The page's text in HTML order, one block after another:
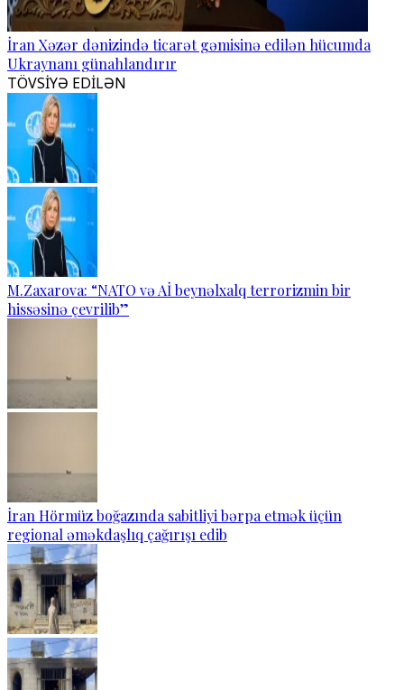
İran Xəzər dənizində ticarət gəmisinə edilən hücumda
Ukraynanı günahlandırır
TÖVSİYƏ EDİLƏN
M.Zaxarova: “NATO və Aİ beynəlxalq terrorizmin bir
hissəsinə çevrilib”
İran Hörmüz boğazında sabitliyi bərpa etmək üçün
regional əməkdaşlıq çağırışı edib